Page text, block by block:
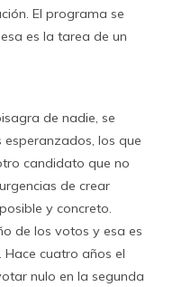
El programa se
es la tarea de un
de nadie, se
los que
candidato que no
de crear
y concreto.
de los votos y esa es
Hace cuatro años el
nulo en la segunda